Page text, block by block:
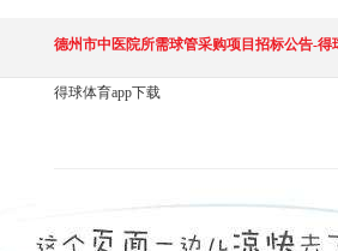
德州市中医院所需球管采购项目招标公告-得
得球体育app下载